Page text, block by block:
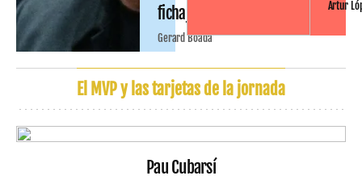
fichajes
Gerard Boada
Artur
El MVP y las tarjetas de la jornada
Pau Cubarsí